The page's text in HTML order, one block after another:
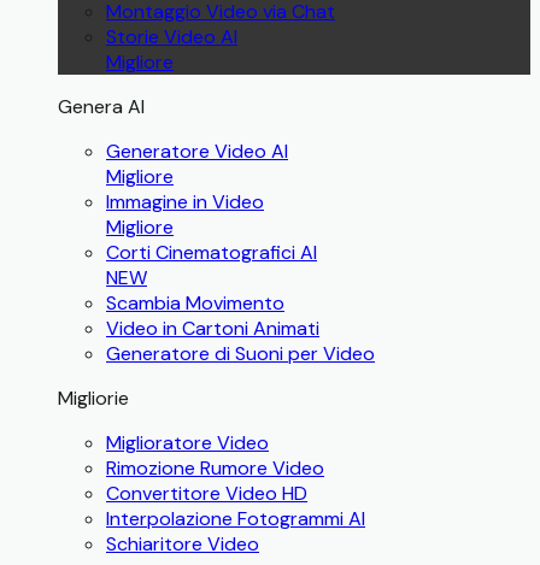
Montaggio Video via Chat
Storie Video AI
Migliore
Genera AI
Generatore Video AI
Migliore
Immagine in Video
Migliore
Corti Cinematografici AI
NEW
Scambia Movimento
Video in Cartoni Animati
Generatore di Suoni per Video
Migliorie
Miglioratore Video
Rimozione Rumore Video
Convertitore Video HD
Interpolazione Fotogrammi AI
Schiaritore Video